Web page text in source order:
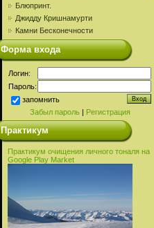
Блюпринт.
Джидду Кришнамурти
Камни Бесконечности
Форма входа
Логин:
Пароль:
запомнить
Забыл пароль| Регистрация
Практикум
Практикум очищения личного тоналя на
Google Play Market